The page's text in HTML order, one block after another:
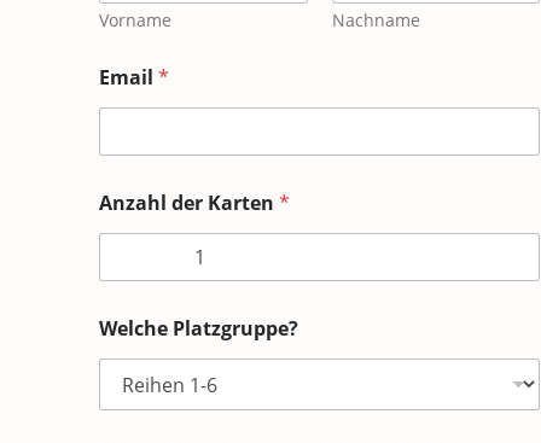
Vorname Nachname
Email *
Anzahl der Karten *
Welche Platzgruppe?